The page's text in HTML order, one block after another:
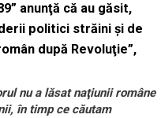
anunţă că au găsit,
politici străini şi de
după Revoluţie”,
nu a lăsat naţiunii române
în timp ce căutam